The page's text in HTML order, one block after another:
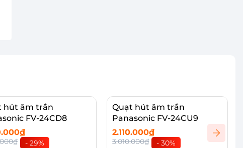
hút âm trần
FV-24CD8
- 29%
Quạt hút âm trần
Panasonic FV-24CU9
2.110.000₫
3.010.000₫ - 30%